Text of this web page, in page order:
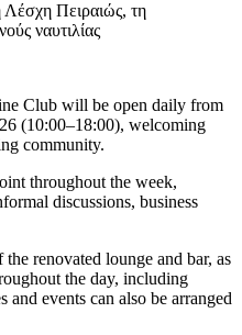
Λέσχη Πειραιώς, τη
ναυτιλίας
Club will be open daily from
(10:00–18:00), welcoming
community.
throughout the week,
discussions, business
renovated lounge and bar, as
the day, including
and events can also be arranged